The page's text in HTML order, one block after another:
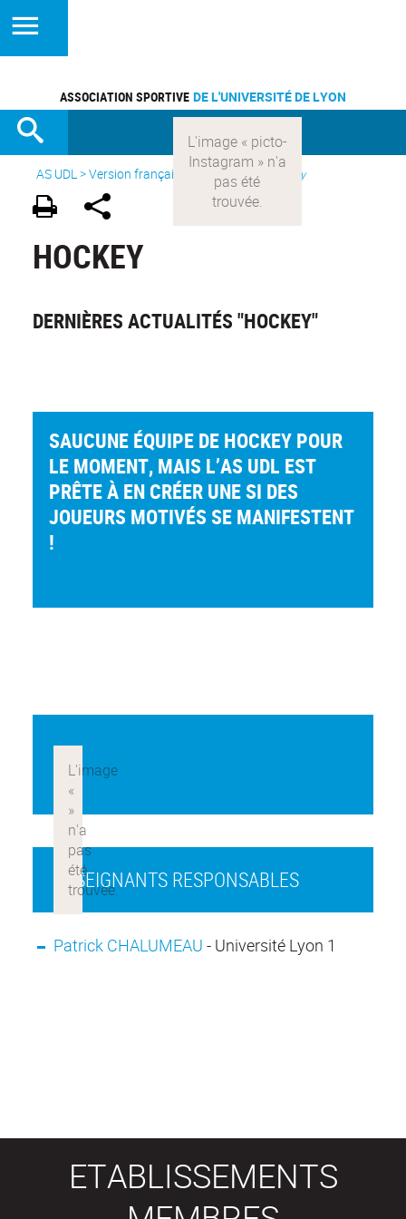
ASSOCIATION SPORTIVE DE L'UNIVERSITÉ DE LYON
AS UDL>Version française > Les sports > Hockey
HOCKEY
DERNIÈRES ACTUALITÉS "HOCKEY"
SAUCUNE ÉQUIPE DE HOCKEY POUR
LE MOMENT, MAIS L’AS UDL EST
PRÊTE À EN CRÉER UNE SI DES
JOUEURS MOTIVÉS SE MANIFESTENT
!
ENSEIGNANTS RESPONSABLES
Patrick CHALUMEAU - Université Lyon 1
ETABLISSEMENTS